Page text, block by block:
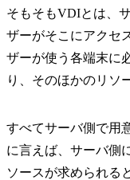
そもそもVDIとは、
ザーがそこにアクセ
ザーが使う各端末に
り、そのほかのリソ
すべてサーバ側で用
に言えば、サーバ側
ソースが求められる